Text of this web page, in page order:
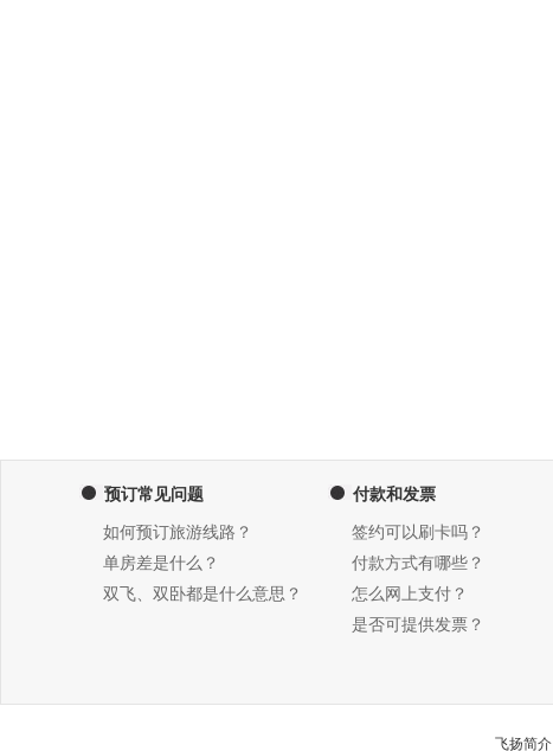
预订常见问题
如何预订旅游线路？
单房差是什么？
双飞、双卧都是什么意思？
付款和发票
签约可以刷卡吗？
付款方式有哪些？
怎么网上支付？
是否可提供发票？
飞扬简介